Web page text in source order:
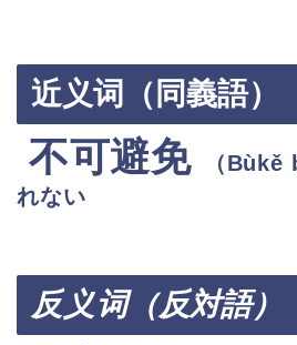
近义词（同義語）
不可避免 （Bùkě
れない
反义词（反対語）